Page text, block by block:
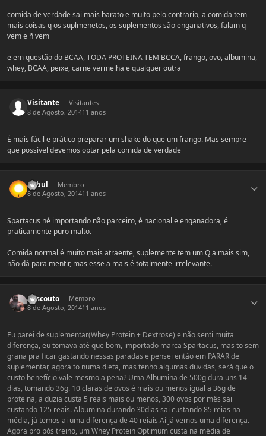
comida de verdade sai mais barato e muito pelo contrario, a comida tem
mais coisas q os suplmenetos, os suplementos são enganativos, falam q
vem e ñ vem
e em questão do BCAA, TODA PROTEINA TEM BCCA, frango, ovo, albumina,
whey, BCAA, peixe, carne vermelha e qualquer outra
Visitante
Visitantes
8 de Agosto, 201411 anos
É mais fácil e prático preparar um shake do que um frango. Mas sempre
que possível devemos optar pela comida de verdade
Kabul
Membro
8 de Agosto, 201411 anos
Spartacus né importando não parceiro, é nacional e enganadora, é
praticamente puro malto.
Comida normal é muito mais atraente, suplemente tem um Q a mais sim,
não dá para mentir, mas esse a mais é totalmente irrelevante.
criscouto
Membro
8 de Agosto, 201411 anos
Eu parei de suplementar(Whey Protein + Dextrose) e não senti muita
diferença, eu tomava até que bom, importado marca Spartacus, mas to sem
grana pra ficar gastando nessas paradas e pensei então em PARAR de
suplementar, agora to numa dieta, mas tenho algumas duvidas, será que o
custo benefício vale mesmo a pena? Uma Albumina de 500g dura uns 14
dias, tomando 36g. 10 claras de ovos é mais ou menos igual a 36g de
proteina, a duzia custa 5 reais mais ou menos, 300 ovos por mês sai
custando 125 reais. Albumina durando 30dias sai custando 85 reias na
média, já temos ai uma diferença de 40 reiais.Ai já vemos uma diferença.
Agora pro pós treino, um Whey Protein Optimum custa na média de